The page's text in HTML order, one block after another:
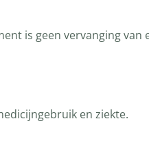
is geen vervanging van
en ziekte.